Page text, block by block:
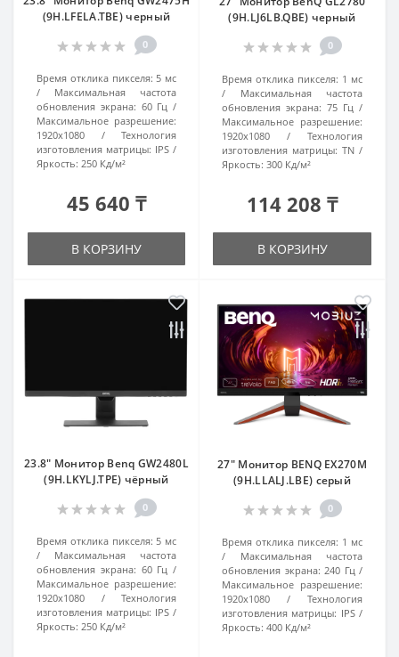
(9H.LFELA.TBE) черный
0
Время отклика пикселя: 5 мс
Максимальная частота
обновления экрана: 60 Гц
Максимальное разрешение:
1920x1080
Технология
изготовления матрицы: IPS
Яркость: 250 Кд/м²
45 640 ₸
В КОРЗИНУ
(9H.LJ6LB.QBE) черный
0
Время отклика пикселя: 1 мс
Максимальная частота
обновления экрана: 75 Гц
Максимальное разрешение:
1920x1080
Технология
изготовления матрицы: TN
Яркость: 300 Кд/м²
114 208 ₸
В КОРЗИНУ
23.8" Монитор Benq GW2480L
(9H.LKYLJ.TPE) чёрный
0
Время отклика пикселя: 5 мс
Максимальная частота
обновления экрана: 60 Гц
Максимальное разрешение:
1920x1080
Технология
изготовления матрицы: IPS
Яркость: 250 Кд/м²
27" Монитор BENQ EX270M
(9H.LLALJ.LBE) серый
0
Время отклика пикселя: 1 мс
Максимальная частота
обновления экрана: 240 Гц
Максимальное разрешение:
1920x1080
Технология
изготовления матрицы: IPS
Яркость: 400 Кд/м²